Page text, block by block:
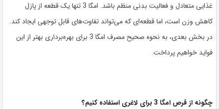
غذایی متعادل و فعالیت بدنی منظم باشد. امگا 3 تنها یک قطعه از پازل
کاهش وزن است، اما قطعه‌ای که می‌تواند تفاوت‌های قابل توجهی ایجاد کند.
در بخش بعدی، به نحوه صحیح مصرف امگا 3 برای بهره‌برداری بهتر از این
فواید خواهیم پرداخت.
چگونه از قرص امگا 3 برای لاغری استفاده کنیم؟